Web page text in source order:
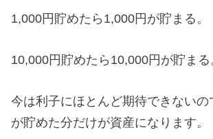
1,000円貯めたら1,000円が貯まる。
10,000円貯めたら10,000円が貯まる
今は利子にほとんど期待できないの
が貯めた分だけが資産になります。